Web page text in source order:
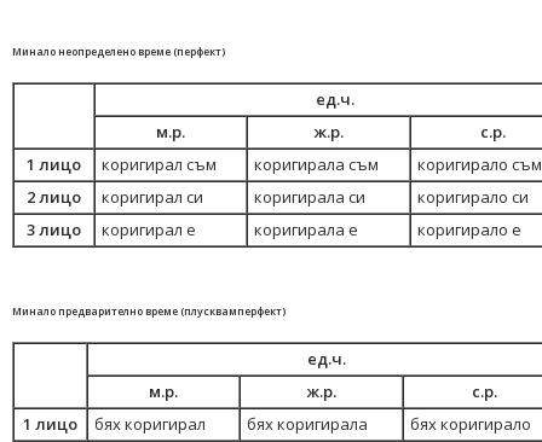
Минало неопределено време (перфект)
ед.ч.
м.р.
ж.р.
с.р.
1 лицо
коригирал съм коригирала съм
коригирало съм
2 лицо
коригирал си коригирала си
коригирало си
3 лицо
коригирал е коригирала е коригирало е
Минало предварително време (плусквамперфект)
ед.ч.
м.р.
ж.р.
с.р.
1 лицо
бях коригирал бях коригирала
бях коригирало